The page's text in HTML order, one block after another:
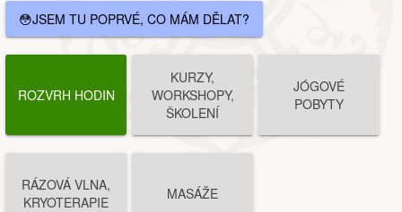
😳JSEM TU POPRVÉ, CO MÁM DĚLAT?
ROZVRH HODIN
KURZY,
WORKSHOPY,
ŠKOLENÍ
JÓGOVÉ
POBYTY
RÁZOVÁ VLNA,
KRYOTERAPIE
MASÁŽE